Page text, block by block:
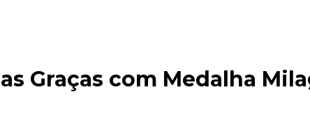
Graças com Medalha